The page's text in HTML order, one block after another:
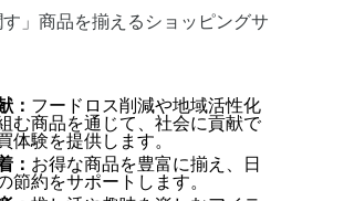
」商品を揃えるショッピングサ
： フードロス削減や地域活性化
む商品を通じて、社会に貢献で
体験を提供します。
： お得な商品を豊富に揃え、日
節約をサポートします。